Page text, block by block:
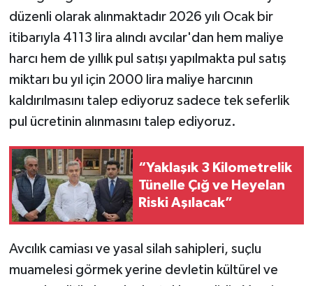
düzenli olarak alınmaktadır 2026 yılı Ocak bir
itibarıyla 4113 lira alındı avcılar'dan hem maliye
harcı hem de yıllık pul satışı yapılmakta pul satış
miktarı bu yıl için 2000 lira maliye harcının
kaldırılmasını talep ediyoruz sadece tek seferlik
pul ücretinin alınmasını talep ediyoruz.
“Yaklaşık 3 Kilometrelik
Tünelle Çığ ve Heyelan
Riski Aşılacak”
Avcılık camiası ve yasal silah sahipleri, suçlu
muamelesi görmek yerine devletin kültürel ve